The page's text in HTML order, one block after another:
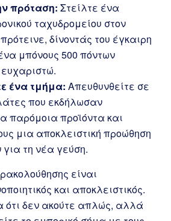
πρόταση: Στείλτε ένα
ταχυδρομείου στον
δίνοντάς του έγκαιρη
μπόνους 500 πόντων
ένα τμήμα: Απευθυνθείτε σε
που εκδήλωσαν
παρόμοια προϊόντα και
μια αποκλειστική προώθηση
τη νέα γεύση.
είναι
και αποκλειστικός.
ότι δεν ακούτε απλώς, αλλά